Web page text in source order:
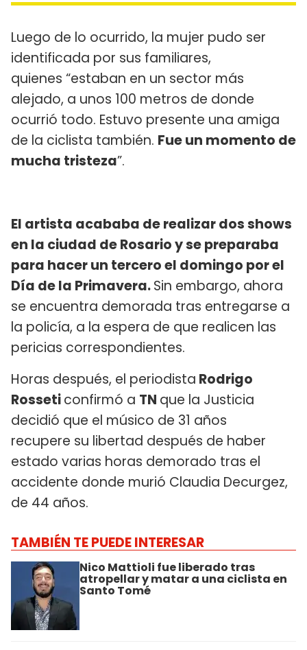
Luego de lo ocurrido, la mujer pudo ser
identificada por sus familiares,
quienes “estaban en un sector más
alejado, a unos 100 metros de donde
ocurrió todo. Estuvo presente una amiga
de la ciclista también. Fue un momento de
mucha tristeza”.
El artista acababa de realizar dos shows
en la ciudad de Rosario y se preparaba
para hacer un tercero el domingo por el
Día de la Primavera.Sin embargo, ahora
se encuentra demorada tras entregarse a
la policía, a la espera de que realicen las
pericias correspondientes.
Horas después, el periodista Rodrigo
Rosseticonfirmó a TN que la Justicia
decidió que el músico de 31 años
recupere su libertad después de haber
estado varias horas demorado tras el
accidente donde murió Claudia Decurgez,
de 44 años.
TAMBIÉN TE PUEDE INTERESAR
Nico Mattioli fue liberado tras
atropellar y matar a una ciclista en
Santo Tomé